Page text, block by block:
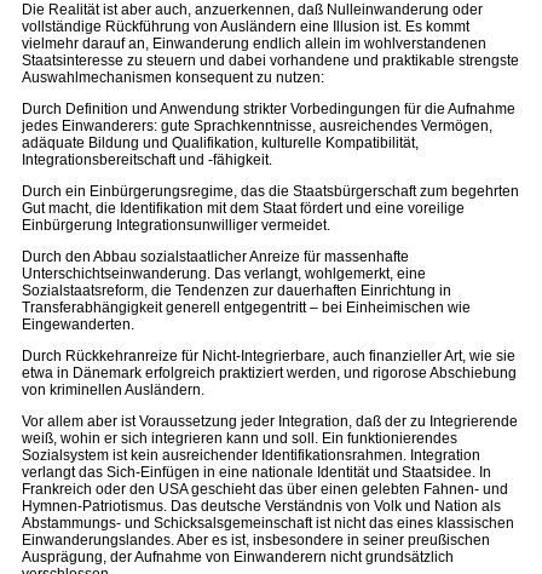
Die Realität ist aber auch, anzuerkennen, daß Nulleinwanderung oder
vollständige Rückführung von Ausländern eine Illusion ist. Es kommt
vielmehr darauf an, Einwanderung endlich allein im wohlverstandenen
Staatsinteresse zu steuern und dabei vorhandene und praktikable strengste
Auswahlmechanismen konsequent zu nutzen:
Durch Definition und Anwendung strikter Vorbedingungen für die Aufnahme
jedes Einwanderers: gute Sprachkenntnisse, ausreichendes Vermögen,
adäquate Bildung und Qualifikation, kulturelle Kompatibilität,
Integrationsbereitschaft und -fähigkeit.
Durch ein Einbürgerungsregime, das die Staatsbürgerschaft zum begehrten
Gut macht, die Identifikation mit dem Staat fördert und eine voreilige
Einbürgerung Integrationsunwilliger vermeidet.
Durch den Abbau sozialstaatlicher Anreize für massenhafte
Unterschichtseinwanderung. Das verlangt, wohlgemerkt, eine
Sozialstaatsreform, die Tendenzen zur dauerhaften Einrichtung in
Transferabhängigkeit generell entgegentritt – bei Einheimischen wie
Eingewanderten.
Durch Rückkehranreize für Nicht-Integrierbare, auch finanzieller Art, wie sie
etwa in Dänemark erfolgreich praktiziert werden, und rigorose Abschiebung
von kriminellen Ausländern.
Vor allem aber ist Voraussetzung jeder Integration, daß der zu Integrierende
weiß, wohin er sich integrieren kann und soll. Ein funktionierendes
Sozialsystem ist kein ausreichender Identifikationsrahmen. Integration
verlangt das Sich-Einfügen in eine nationale Identität und Staatsidee. In
Frankreich oder den USA geschieht das über einen gelebten Fahnen- und
Hymnen-Patriotismus. Das deutsche Verständnis von Volk und Nation als
Abstammungs- und Schicksalsgemeinschaft ist nicht das eines klassischen
Einwanderungslandes. Aber es ist, insbesondere in seiner preußischen
Ausprägung, der Aufnahme von Einwanderern nicht grundsätzlich